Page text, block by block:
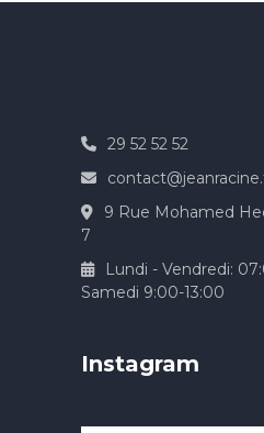
29 52 52 52
9 Rue Mohamed
7
Lundi - Vendredi:
Samedi 9:00-13:00
Instagram